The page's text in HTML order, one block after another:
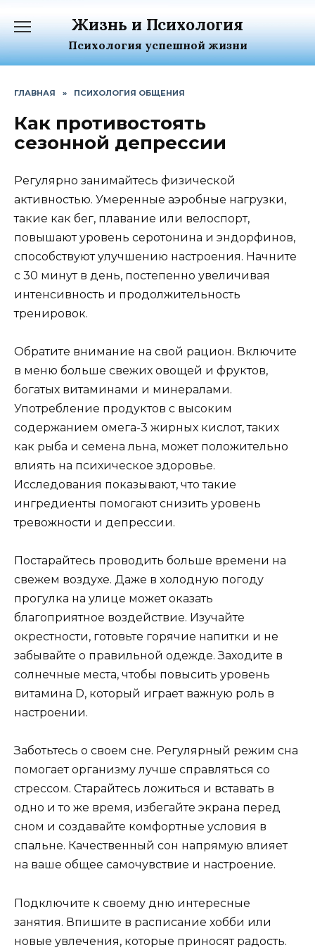
содержанию
Жизнь и Психология
Психология успешной жизни
ГЛАВНАЯ » ПСИХОЛОГИЯ ОБЩЕНИЯ
Как противостоять
сезонной депрессии
Регулярно занимайтесь физической
активностью. Умеренные аэробные нагрузки,
такие как бег, плавание или велоспорт,
повышают уровень серотонина и эндорфинов,
способствуют улучшению настроения. Начните
с 30 минут в день, постепенно увеличивая
интенсивность и продолжительность
тренировок.
Обратите внимание на свой рацион. Включите
в меню больше свежих овощей и фруктов,
богатых витаминами и минералами.
Употребление продуктов с высоким
содержанием омега-3 жирных кислот, таких
как рыба и семена льна, может положительно
влиять на психическое здоровье.
Исследования показывают, что такие
ингредиенты помогают снизить уровень
тревожности и депрессии.
Постарайтесь проводить больше времени на
свежем воздухе. Даже в холодную погоду
прогулка на улице может оказать
благоприятное воздействие. Изучайте
окрестности, готовьте горячие напитки и не
забывайте о правильной одежде. Заходите в
солнечные места, чтобы повысить уровень
витамина D, который играет важную роль в
настроении.
Заботьтесь о своем сне. Регулярный режим сна
помогает организму лучше справляться со
стрессом. Старайтесь ложиться и вставать в
одно и то же время, избегайте экрана перед
сном и создавайте комфортные условия в
спальне. Качественный сон напрямую влияет
на ваше общее самочувствие и настроение.
Подключите к своему дню интересные
занятия. Впишите в расписание хобби или
новые увлечения, которые приносят радость.